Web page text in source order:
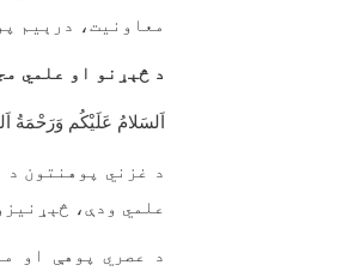
معاونیت، درېیم
د څېړنو او علمي
اَلسَلامُ عَلَيْكُم وَرَحْمَةُ
د غزني پوهنتون
علمي ودې،
د عصري پوهې او